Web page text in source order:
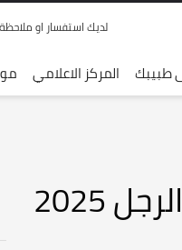
لديك استفسار او ملاحظة ,,
طبيبك المركز الاعلامي
2025